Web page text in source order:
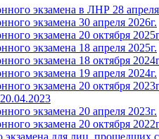
экзамена в ЛНР 28 апреля
экзамена 30 апреля 2026г.
экзамена 20 октября
экзамена 18 апреля 2025г.
экзамена 18 октября
экзамена 19 апреля 2024г.
экзамена 20 октября
экзамена 20 апреля 2023г.
экзамена 20 октября